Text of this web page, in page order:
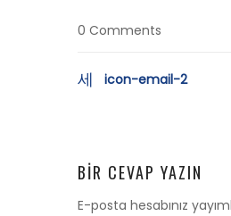
0 Comments
Yazıicon-email-2
BIR CEVAP YAZIN
E-posta hesabınız